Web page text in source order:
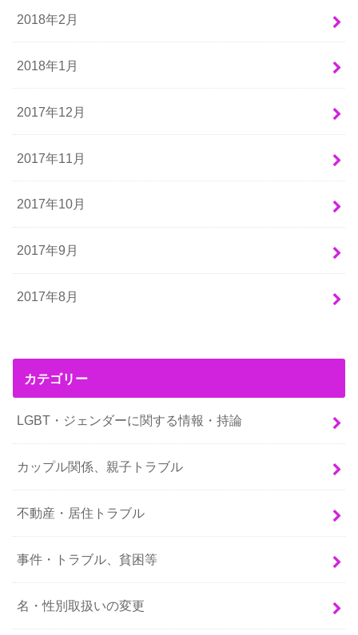
2018年2月
2018年1月
2017年12月
2017年11月
2017年10月
2017年9月
2017年8月
カテゴリー
LGBT・ジェンダーに関する情報・持論
カップル関係、親子トラブル
不動産・居住トラブル
事件・トラブル、貧困等
名・性別取扱いの変更